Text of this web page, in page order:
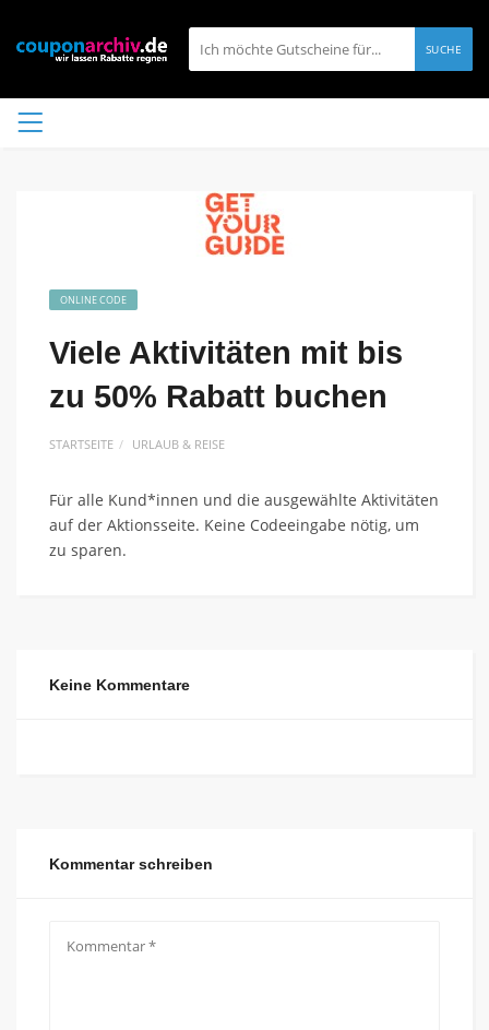
SUCHE
ONLINE CODE
Viele Aktivitäten mit bis
zu 50% Rabatt buchen
STARTSEITE URLAUB & REISE
Für alle Kund*innen und die ausgewählte Aktivitäten
auf der Aktionsseite. Keine Codeeingabe nötig, um
zu sparen.
Keine Kommentare
Kommentar schreiben